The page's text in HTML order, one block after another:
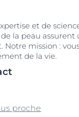
et de
la peau
Notre mission :
de la vie.
proche